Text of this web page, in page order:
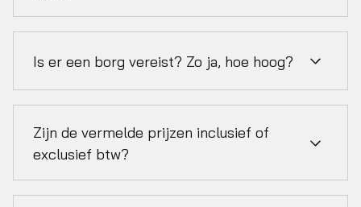
producten dienen volledig en direct bij het
Is er een borg vereist? Zo ja, hoe hoog?
borg van 50% van het totale huurbedrag. Deze
borg dient vooraf te worden voldaan.
Zijn de vermelde prijzen inclusief of
exclusief btw?